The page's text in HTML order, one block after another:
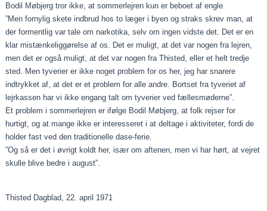
Bodil Møbjerg tror ikke, at sommerlejren kun er beboet af engle.
”Men fornylig skete indbrud hos to læger i byen og straks skrev man, at
der formentlig var tale om narkotika, selv om ingen vidste det. Det er en
klar mistænkeliggørelse af os. Det er muligt, at det var nogen fra lejren,
men det er også muligt, at det var nogen fra Thisted, eller et helt tredje
sted. Men tyverier er ikke noget problem for os her, jeg har snarere
indtrykket af, at det er et problem for alle andre. Bortset fra tyveriet af
lejrkassen har vi ikke engang talt om tyverier ved fællesmøderne”.
Et problem i sommerlejren er ifølge Bodil Møbjerg, at folk rejser for
hurtigt, og at mange ikke er interesseret i at deltage i aktiviteter, fordi de
holder fast ved den traditionelle dase-ferie.
”Og så er det i øvrigt koldt her, især om aftenen, men vi har hørt, at vejret
skulle blive bedre i august”.
Thisted Dagblad, 22. april 1971